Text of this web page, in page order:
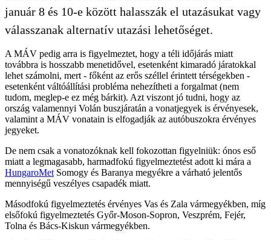
január 8 és 10-e között halasszák el utazásukat vagy
válasszanak alternatív utazási lehetőséget.
A MÁV pedig arra is figyelmeztet, hogy a téli időjárás miatt
továbbra is hosszabb menetidővel, esetenként kimaradó járatokkal
lehet számolni, mert - főként az erős széllel érintett térségekben -
esetenként váltóállítási probléma nehezítheti a forgalmat (nem
tudom, meglep-e ez még bárkit). Azt viszont jó tudni, hogy az
ország valamennyi Volán buszjáratán a vonatjegyek is érvényesek,
valamint a MÁV vonatain is elfogadják az autóbuszokra érvényes
jegyeket.
De nem csak a vonatozóknak kell fokozottan figyelniük: ónos eső
miatt a legmagasabb, harmadfokú figyelmeztetést adott ki mára a
HungaroMet Somogy és Baranya megyékre a várható jelentős
mennyiségű veszélyes csapadék miatt.
Másodfokú figyelmeztetés érvényes Vas és Zala vármegyékben, míg
elsőfokú figyelmeztetés Győr-Moson-Sopron, Veszprém, Fejér,
Tolna és Bács-Kiskun vármegyékben.